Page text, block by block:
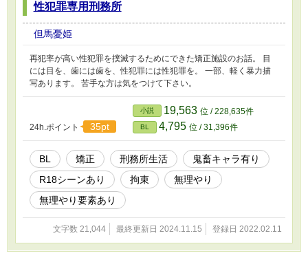
性犯罪専用刑務所
但馬憂姫
再犯率が高い性犯罪を撲滅するためにできた矯正施設のお話。 目
には目を、歯には歯を、性犯罪には性犯罪を。 一部、軽く暴力描
写あります。 苦手な方は気をつけて下さい。
24h.ポイント 35pt
小説 19,563 位 / 228,635件
BL 4,795 位 / 31,396件
BL 矯正 刑務所生活
鬼畜キャラ有り
R18シーンあり
拘束
無理やり
無理やり要素あり
文字数 21,044 最終更新日 2024.11.15 登録日 2022.02.11